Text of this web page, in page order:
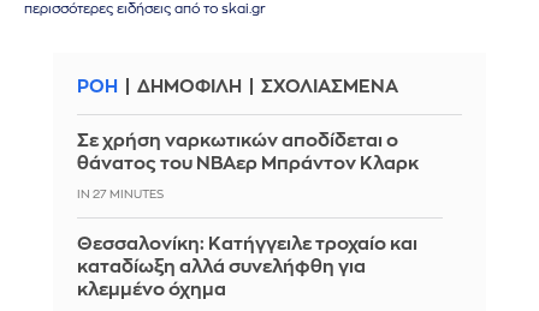
περισσότερες ειδήσεις από το skai.gr
ΡΟΗ ΔΗΜΟΦΙΛΗ ΣΧΟΛΙΑΣΜΕΝΑ
Σε χρήση ναρκωτικών αποδίδεται ο
θάνατος του ΝΒΑερ Μπράντον Κλαρκ
IN 27 MINUTES
Θεσσαλονίκη: Κατήγγειλε τροχαίο και
καταδίωξη αλλά συνελήφθη για
κλεμμένο όχημα